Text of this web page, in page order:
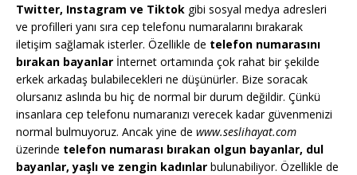
Twitter, Instagram ve Tiktok gibi sosyal medya adresleri
ve profilleri yanı sıra cep telefonu numaralarını bırakarak
iletişim sağlamak isterler. Özellikle de telefon numarasını
bırakan bayanlar İnternet ortamında çok rahat bir şekilde
erkek arkadaş bulabilecekleri ne düşünürler. Bize soracak
olursanız aslında bu hiç de normal bir durum değildir. Çünkü
insanlara cep telefonu numaranızı verecek kadar güvenmenizi
normal bulmuyoruz. Ancak yine de www.seslihayat.com
üzerinde telefon numarası bırakan olgun bayanlar, dul
bayanlar, yaşlı ve zengin kadınlar bulunabiliyor. Özellikle de